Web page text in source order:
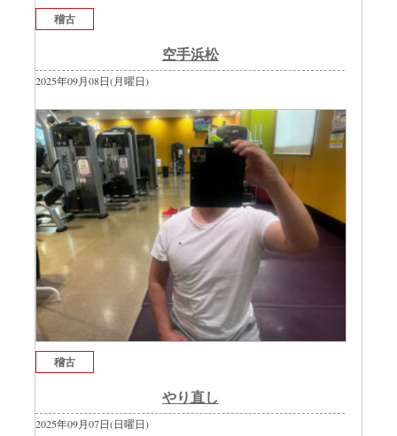
稽古
空手浜松
2025年09月08日(月曜日)
稽古
やり直し
2025年09月07日(日曜日)